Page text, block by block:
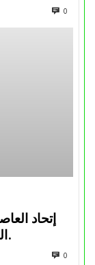
0
إتحاد
الكونفيدرالية الإفريقية الموسم القادم.
0